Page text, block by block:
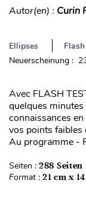
Autor(en) : Curin
Ellipses
Neuerscheinung :
Avec FLASH
quelques
connaissances
vos points
Au programme -
Seiten : 288 Seiten
Format : 21 cm x